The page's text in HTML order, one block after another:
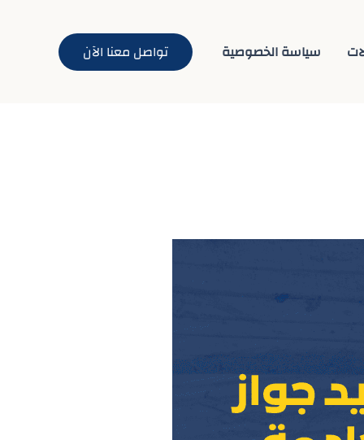
سياسة الخصوصية تواصل معنا الآن